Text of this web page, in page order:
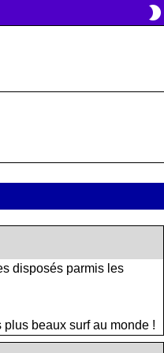
brightness_2
disposés parmis les
beaux surf au monde !